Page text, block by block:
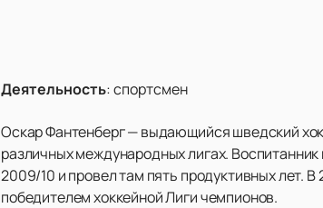
Деятельность:спортсмен
Оскар Фантенберг — выдающийся шведский
различных международных лигах.
2009/10 и провел там пять продуктивных лет.
победителем хоккейной Лиги чемпионов.